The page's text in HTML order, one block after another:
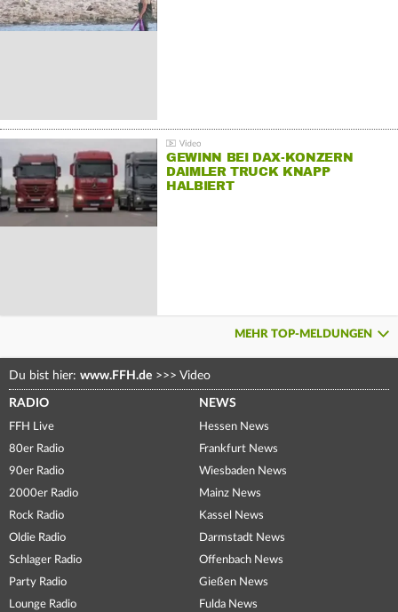
GEWINN BEI DAX-KONZERN
DAIMLER TRUCK KNAPP
HALBIERT
MEHR TOP-MELDUNGEN
Du bist hier: www.FFH.de >>> Video
RADIO
FFH Live
80er Radio
90er Radio
2000er Radio
Rock Radio
Oldie Radio
Schlager Radio
Party Radio
Lounge Radio
NEWS
Hessen News
Frankfurt News
Wiesbaden News
Mainz News
Kassel News
Darmstadt News
Offenbach News
Gießen News
Fulda News